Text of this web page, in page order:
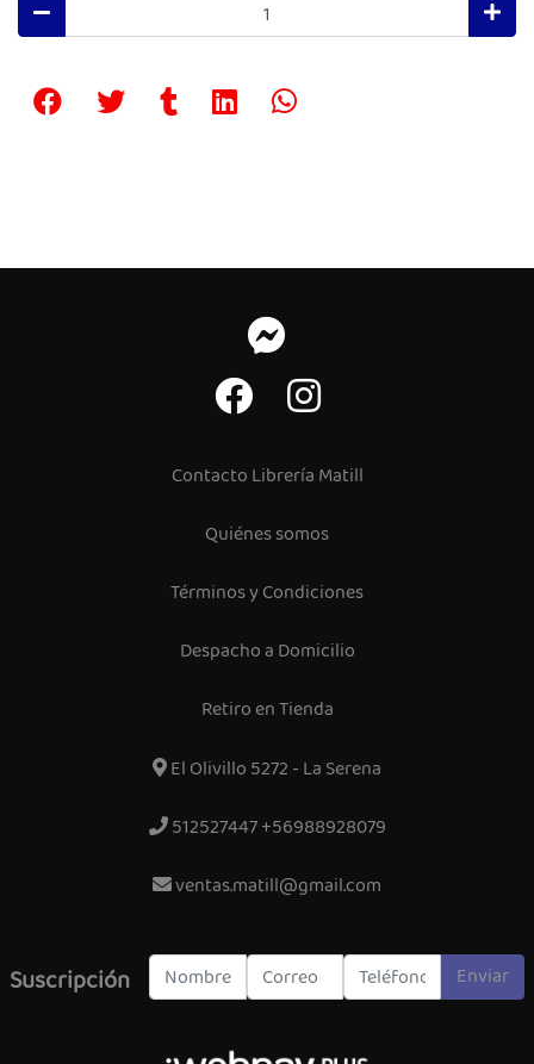
Contacto Librería Matill
Quiénes somos
Términos y Condiciones
Despacho a Domicilio
Retiro en Tienda
El Olivillo 5272 - La Serena
512527447 +56988928079
ventas.matill@gmail.com
Suscripción Enviar